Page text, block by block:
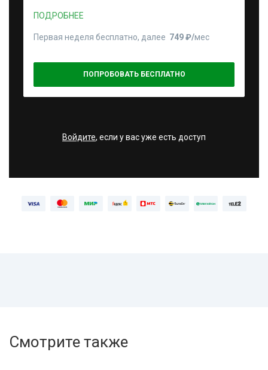
ПОДРОБНЕЕ
Первая неделя бесплатно, далее 749 ₽⁠/⁠мес
ПОПРОБОВАТЬ БЕСПЛАТНО
Войдите, если у вас уже есть доступ
Смотрите также